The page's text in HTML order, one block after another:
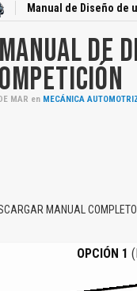
Manual de Diseño de
MANUAL DE
MAR en MECÁNICA
MANUAL
OPCIÓN 1